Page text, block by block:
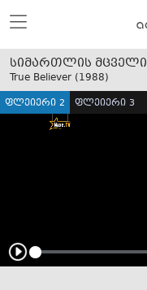
სიმართლის მცველი
True Believer (1988)
ფლეიერი 2 ფლეიერი 3